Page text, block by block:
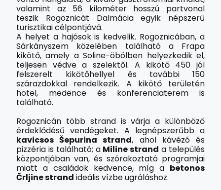
valamint az 56 kilométer hosszú partvonal
teszik Rogoznicát Dalmácia egyik népszerű
turisztikai célpontjává.
A helyet a hajósok is kedvelik. Rogoznicában, a
Sárkányszem közelében található a Frapa
kikötő, amely a Soline-öbölben helyezkedik el,
teljesen védve a szelektől. A kikötő 450 jól
felszerelt kikötőhellyel és további 150
szárazdokkal rendelkezik. A kikötő területén
hotel, medence és konferenciaterem is
található.
Rogoznicán több strand is várja a különböző
érdeklődésű vendégeket. A legnépszerűbb a
kavicsos Šepurina strand, ahol kávézó és
pizzéria is található; a Miline strand a település
központjában van, és szórakoztató programjai
miatt a családok kedvence, míg a betonos
Črljine strand ideális vízbe ugráláshoz.